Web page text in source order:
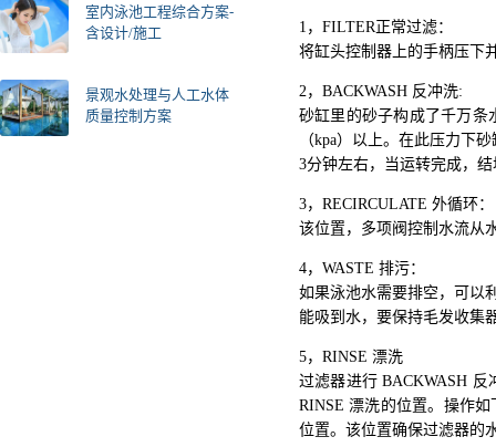
室内泳池工程综合方案-
含设计/施工
景观水处理与人工水体
质量控制方案
1，FILTER正常过滤：
将缸头控制器上的手柄压下
2，BACKWASH 反冲洗:
砂缸里的砂子构成了千万条
（kpa）以上。在此压力下
3分钟左右，当运转完成，
3，RECIRCULATE 外循环：
该位置，多项阀控制水流从
4，WASTE 排污：
如果泳池水需要排空，可以
能吸到水，要保持毛发收集
5，RINSE 漂洗
过滤器进行 BACKWASH
RINSE 漂洗的位置。操作
位置。该位置确保过滤器的